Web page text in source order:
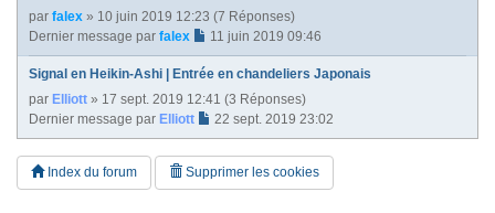
par falex » 10 juin 2019 12:23 (7 Réponses)
Dernier message par falex 11 juin 2019 09:46
Signal en Heikin-Ashi | Entrée en chandeliers Japonais
par Elliott » 17 sept. 2019 12:41 (3 Réponses)
Dernier message par Elliott 22 sept. 2019 23:02
Index du forum Supprimer les cookies